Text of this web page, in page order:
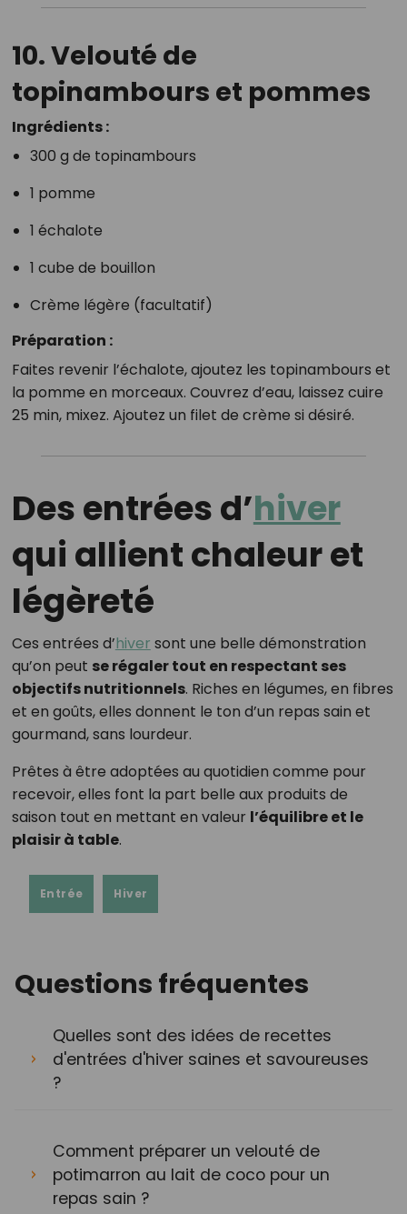
10.Velouté de
topinambours et pommes
Ingrédients :
300 g de topinambours
1 pomme
1 échalote
1 cube de bouillon
Crème légère (facultatif)
Préparation :
Faites revenir l’échalote, ajoutez les topinambours et
la pomme en morceaux. Couvrez d’eau, laissez cuire
25 min, mixez. Ajoutez un filet de crème si désiré.
Des entrées d’hiver
qui allient chaleur et
légèreté
Ces entrées d’hiver sont une belle démonstration
qu’on peut se régaler tout en respectant ses
objectifs nutritionnels. Riches en légumes, en fibres
et en goûts, elles donnent le ton d’un repas sain et
gourmand, sans lourdeur.
Prêtes à être adoptées au quotidien comme pour
recevoir, elles font la part belle aux produits de
saison tout en mettant en valeur l’équilibre et le
plaisir à table.
Entrée Hiver
Questions fréquentes
Quelles sont des idées de recettes
d'entrées d'hiver saines et savoureuses
?
Comment préparer un velouté de
potimarron au lait de coco pour un
repas sain ?